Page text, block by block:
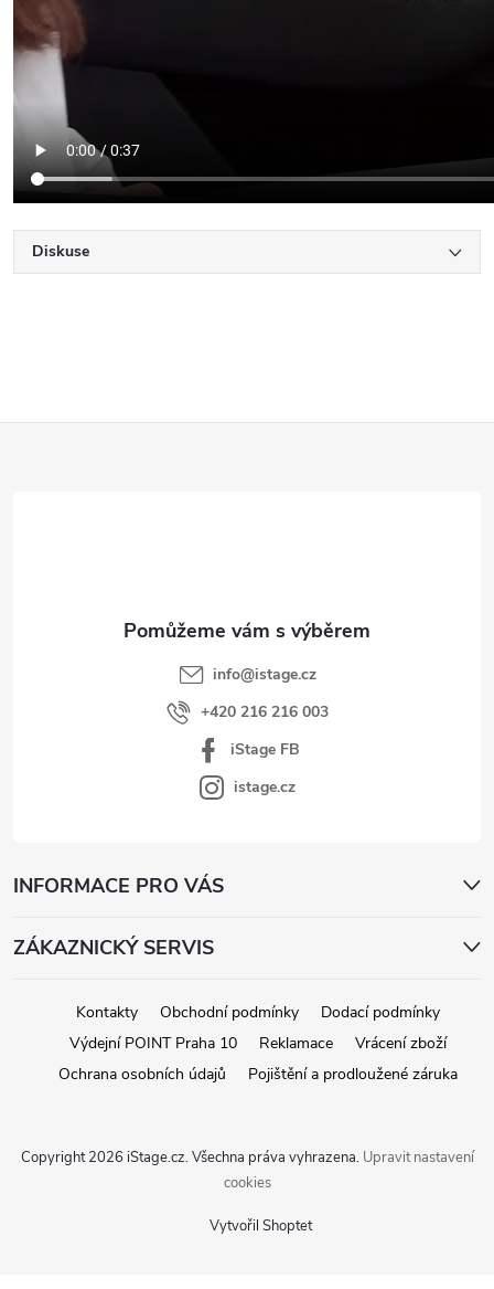
Diskuse
info@istage.cz
+420 216 216 003
iStage FB
istage.cz
INFORMACE PRO VÁS
ZÁKAZNICKÝ SERVIS
Kontakty Obchodní podmínky
Dodací podmínky
Výdejní POINT Praha 10
Reklamace
Vrácení zboží
Ochrana osobních údajů
Pojištění a prodloužené záruka
Vytvořil Shoptet
Copyright 2026 iStage.cz. Všechna práva vyhrazena. Upravit nastavení
cookies